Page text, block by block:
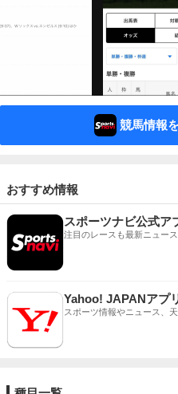
競馬情報
おすすめ情報
スポーツナビ公式ア
注目のレースも最新ニュー
Yahoo! JAPANアプ
スポーツ情報やニュース、